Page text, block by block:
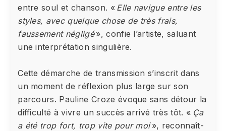
entre soul et chanson. « Elle navigue entre les
styles, avec quelque chose de très frais,
faussement négligé», confie l’artiste, saluant
une interprétation singulière.
Cette démarche de transmission s’inscrit dans
un moment de réflexion plus large sur son
parcours. Pauline Croze évoque sans détour la
difficulté à vivre un succès arrivé très tôt. « Ça
a été trop fort, trop vite pour moi», reconnaît-